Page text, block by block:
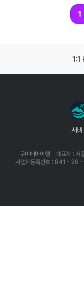
1
1:1
서
구미테마여행 대표자 : 서
사업자등록번호 : 841 - 26